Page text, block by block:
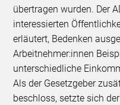
übertragen wurden. Der
interessierten
erläutert, Bedenken
Arbeitnehmer:innen
unterschiedliche
Als der Gesetzgeber
beschloss, setzte sich